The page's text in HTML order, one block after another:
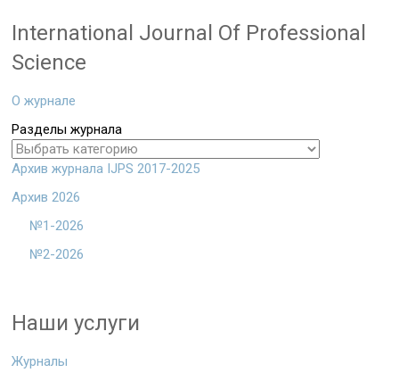
International Journal Of Professional
Science
О журнале
Разделы журнала
Архив журнала IJPS 2017-2025
Архив 2026
№1-2026
№2-2026
Наши услуги
Журналы